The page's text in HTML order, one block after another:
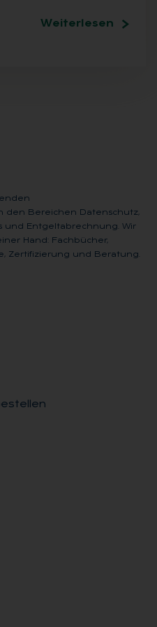
Weiterlesen
den Bereichen Datenschutz,
und Entgeltabrechnung. Wir
Hand: Fachbücher,
Zertifizierung und Beratung.